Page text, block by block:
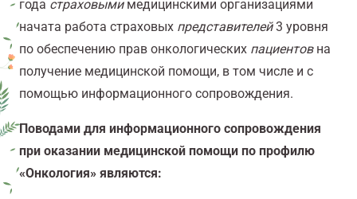
года страховымимедицинскими организациями
начата работа страховых представителей3 уровня
по обеспечению прав онкологических пациентовна
получение медицинской помощи, в том числе и с
помощью информационного сопровождения.
Поводами для информационного сопровождения
при оказании медицинской помощи по профилю
«Онкология» являются: